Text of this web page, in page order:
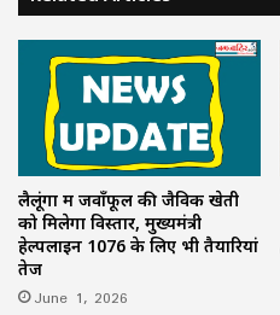
लैलूंगा में जवाँफूल की जैविक खेती
को मिलेगा विस्तार, मुख्यमंत्री
हेल्पलाइन 1076 के लिए भी तैयारियां
तेज
June 1, 2026